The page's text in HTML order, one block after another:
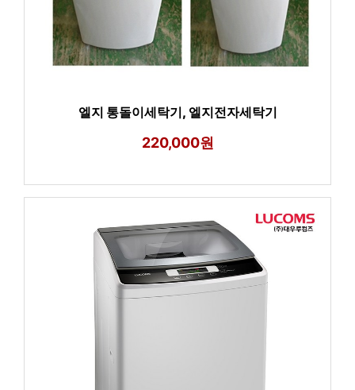
엘지 통돌이세탁기, 엘지전자세탁기
220,000원